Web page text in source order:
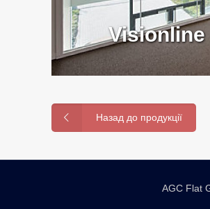
Visionline
Назад до продукції
AGC Flat